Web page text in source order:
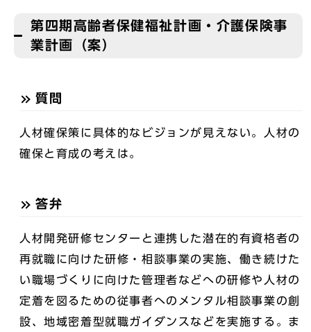
第四期高齢者保健福祉計画・介護保険事
業計画（案）
質問
人材確保策に具体的なビジョンが見えない。人材の
確保と育成の考えは。
答弁
人材開発研修センターと連携した潜在的有資格者の
再就職に向けた研修・相談事業の実施、働き続けた
い職場づくりに向けた管理者などへの研修や人材の
定着を図るための従事者へのメンタル相談事業の創
設、地域密着型就職ガイダンスなどを実施する。ま